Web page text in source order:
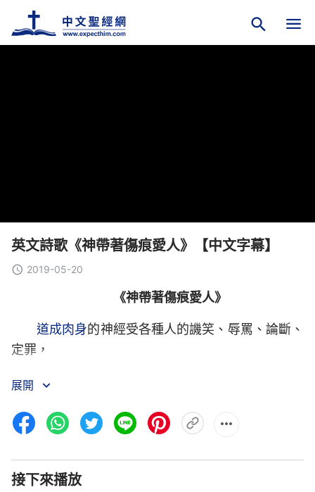
英文詩歌《神帶著傷痕愛人》【中文字幕】
2019-05-20
《神帶著傷痕愛人》
道成肉身的神經受各種人的譏笑、辱罵、論斷、
定罪，
還有惡魔的追捕、宗教界的棄絕與敵對，
心靈的創傷誰也彌補不了。
使神的肉身冒著極大的危險作這工作，
展開
接下來播放